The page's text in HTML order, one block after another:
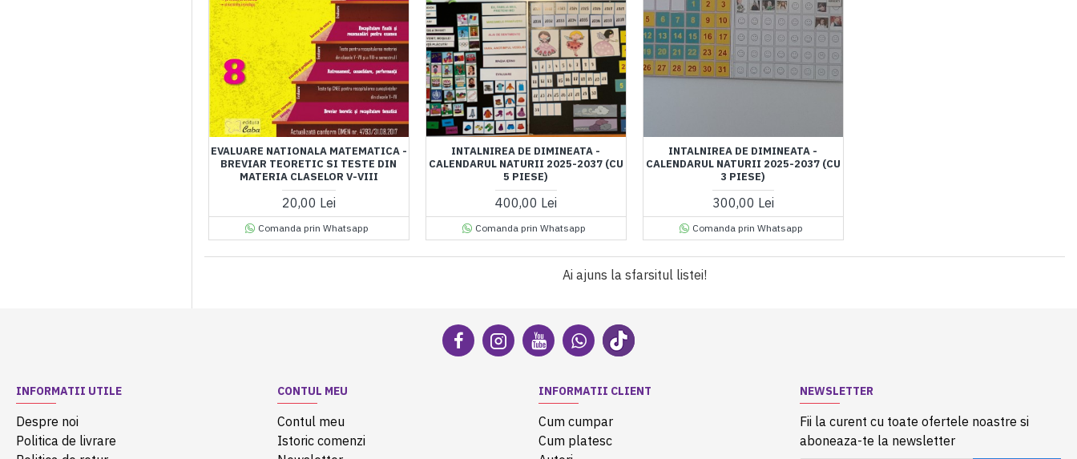
EVALUARE NATIONALA MATEMATICA -
BREVIAR TEORETIC SI TESTE DIN
MATERIA CLASELOR V-VIII
20,00 Lei
Comanda prin Whatsapp
INTALNIREA DE DIMINEATA -
CALENDARUL NATURII 2025-2037 (CU
5 PIESE)
400,00 Lei
Comanda prin Whatsapp
INTALNIREA DE DIMINEATA -
CALENDARUL NATURII 2025-2037 (CU
3 PIESE)
300,00 Lei
Comanda prin Whatsapp
Ai ajuns la sfarsitul listei!
INFORMATII UTILE
Despre noi
Politica de livrare
CONTUL MEU
Contul meu
Istoric comenzi
INFORMATII CLIENT
Cum cumpar
Cum platesc
NEWSLETTER
Fii la curent cu toate ofertele noastre si
aboneaza-te la newsletter